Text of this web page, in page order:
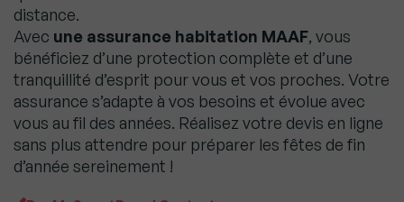
distance.
Avec une assurance habitation MAAF, vous
bénéficiez d’une protection complète et d’une
tranquillité d’esprit pour vous et vos proches. Votre
assurance s’adapte à vos besoins et évolue avec
vous au fil des années. Réalisez votre devis en ligne
sans plus attendre pour préparer les fêtes de fin
d’année sereinement !